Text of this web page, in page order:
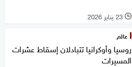
l 23 يناير 2026
عالم
روسيا وأوكرانيا تتبادلان إسقاط عشرات
المسيرات